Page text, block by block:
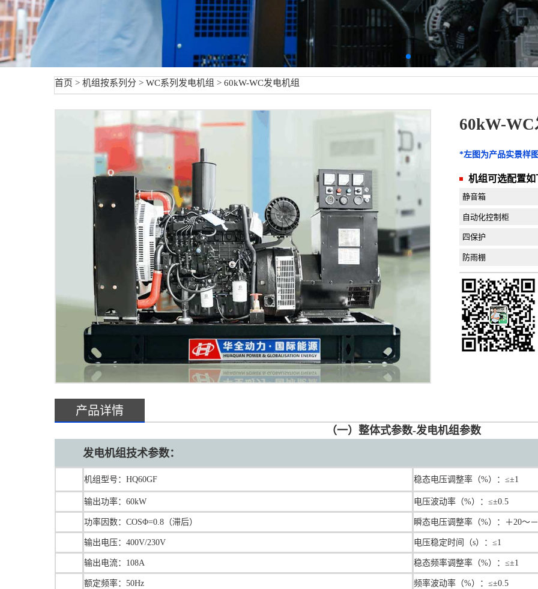
首页 > 机组按系列分 > WC系列发电机组 > 60kW-WC发电机组
60kW-
*左图为产品实景样
机组可选配置如
静音箱
自动化控制柜
四保护
防雨棚
产品详情
（一）整体式参数-发电机组参数
发电机组技术参数：
机组型号：HQ60GF 稳态电压调整率（%）：≤±1
输出功率：60kW 电压波动率（%）：≤±0.5
功率因数：COSΦ=0.8（滞后） 瞬态电压调整率（%）：＋20～
输出电压：400V/230V 电压稳定时间（s）：≤1
输出电流：108A 稳态频率调整率（%）：≤±1
额定频率：50Hz 频率波动率（%）：≤±0.5